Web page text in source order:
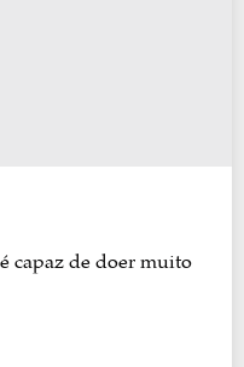
capaz de doer muito